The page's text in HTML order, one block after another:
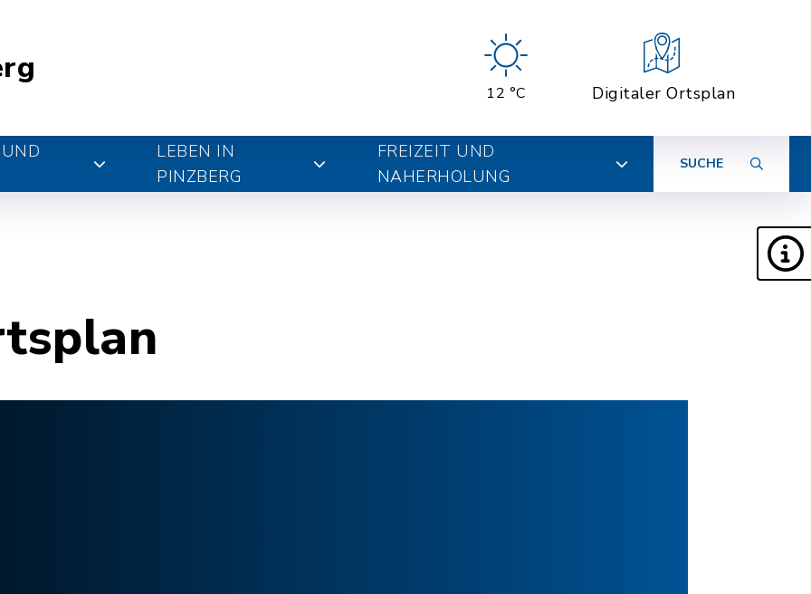
12 °C Digitaler Ortsplan
LEBEN IN
PINZBERG
FREIZEIT UND
NAHERHOLUNG
SUCHE